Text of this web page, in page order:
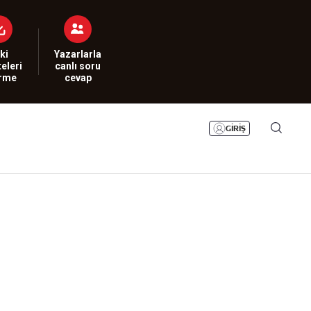
Yazarlarla
canlı soru
cevap
GİRİŞ
Namaz Vakitleri
Sesli Yayınlar